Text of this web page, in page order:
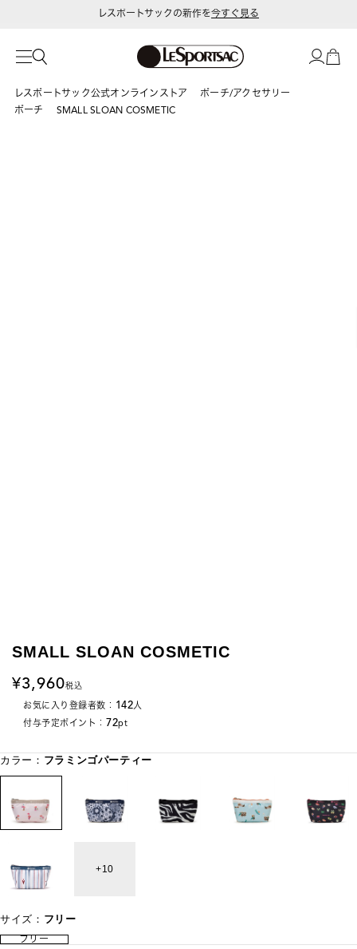
レスポートサック公式オンラインストア
ポーチ/アクセサリー
ポーチ
SMALL SLOAN COSMETIC
SMALL SLOAN COSMETIC
3,960税込
お気に入り登録者数： 142人
付与予定ポイント： 72pt
カラー： フラミンゴパーティー
10
サイズ： フリー
フリー